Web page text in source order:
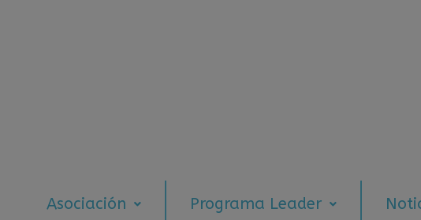
Asociación Programa Leader